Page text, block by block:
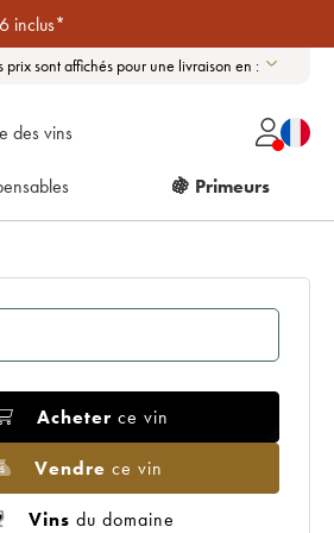
inclus*
prix sont affichés pour une livraison en :
des vins
🍇 Primeurs
Acheter ce vin
Vendre ce vin
Vins du domaine